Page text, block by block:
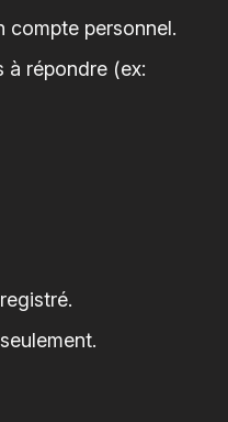
compte personnel.
à répondre (ex:
seulement.